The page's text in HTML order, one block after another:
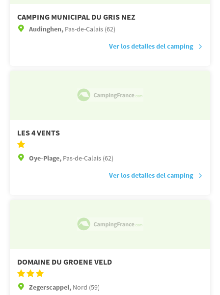
CAMPING MUNICIPAL DU GRIS NEZ
Audinghen, Pas-de-Calais (62)
Ver los detalles del camping
LES 4 VENTS
Oye-Plage, Pas-de-Calais (62)
Ver los detalles del camping
DOMAINE DU GROENE VELD
Zegerscappel, Nord (59)